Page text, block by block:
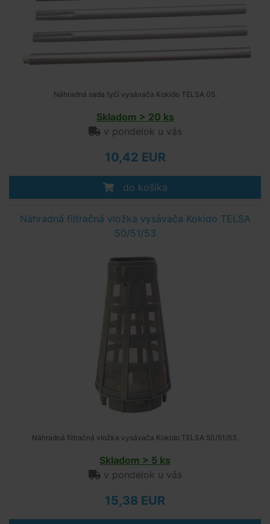
Náhradná sada tyčí vysávača Kokido TELSA 05.
Skladom > 20 ks
v pondelok u vás
10,42 EUR
do košíka
Náhradná filtračná vložka vysávača Kokido TELSA
50/51/53
Náhradná filtračná vložka vysávača Kokido TELSA 50/51/53.
Skladom > 5 ks
v pondelok u vás
15,38 EUR